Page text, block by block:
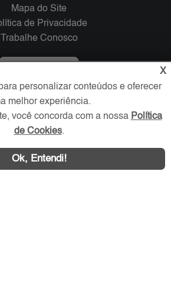
Mapa do Site
de Privacidade
Trabalhe Conosco
Redes Sociais
X
personalizar conteúdos e oferecer
melhor experiência.
você concorda com a nossa Política
de Cookies.
Ok, Entendi!